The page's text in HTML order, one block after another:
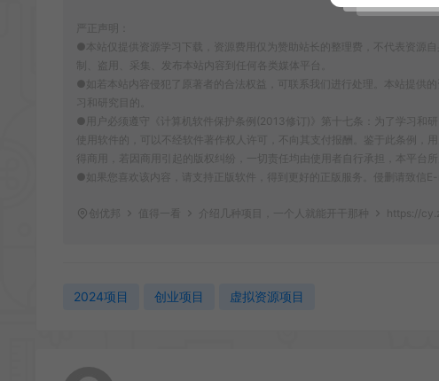
严正声明：
●本站仅提供资源学习下载，资源费用仅为赞助站长的整理费，不代表资源
制、盗用、采集、发布本站内容到任何各类媒体平台。
●如若本站内容侵犯了原著者的合法权益，可联系我们进行处理。本站提供
习和研究目的。
●用户必须遵守《计算机软件保护条例(2013修订)》第十七条：为了学习和
使用软件的，可以不经软件著作权人许可，不向其支付报酬。鉴于此条例，
得商用，若因商用引起的版权纠纷，一切责任均由使用者自行承担，本平台
●如果您喜欢该内容，请支持正版软件，得到更好的正版服务。侵删请致信
创优邦 值得一看 介绍几种项目，一个人就能开干那种 https://
2024项目 创业项目 虚拟资源项目